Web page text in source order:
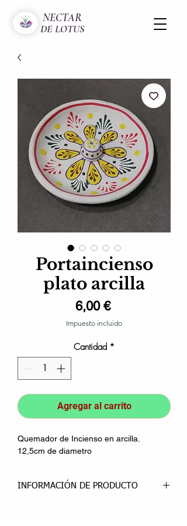
NECTAR
DE LOTUS
Portaincienso
plato arcilla
6,00 €Precio
Impuesto incluido
Cantidad *
Agregar al carrito
Quemador de Incienso en arcilla.
12,5cm de diametro
INFORMACIÓN DE PRODUCTO